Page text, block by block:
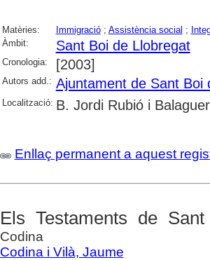
Matèries: Immigració; Assistència social ;
Àmbit:
Sant Boi de Llobregat
Cronologia: [2003]
Autors add.: Ajuntament de Sant Boi
Localització: B. Jordi Rubió i
Enllaç permanent a aquest
Els Testaments de
Codina
Codina i Vilà, Jaume